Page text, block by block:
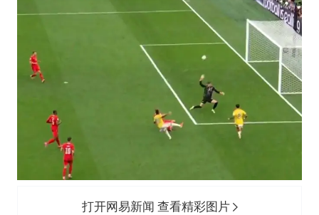
打开网易新闻 查看精彩图片